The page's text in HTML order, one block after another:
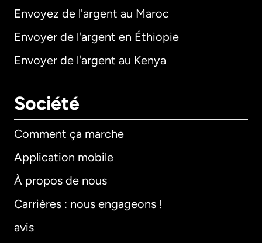
Envoyez de l'argent au Maroc
Envoyer de l'argent en Éthiopie
Envoyer de l'argent au Kenya
Société
Comment ça marche
Application mobile
À propos de nous
Carrières : nous engageons !
avis